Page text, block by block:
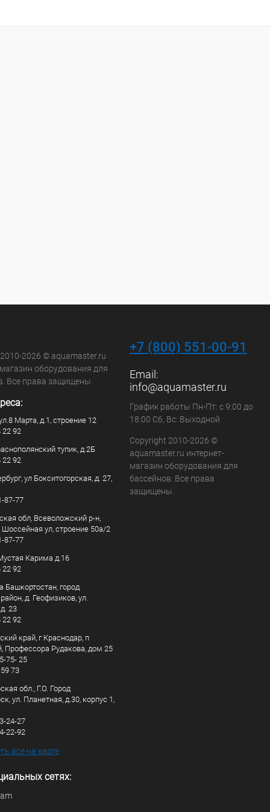
2026 © aquamaster.ru
оборудования для
Все права защищены.
Марта, д.1, строение 12
22 92
тупик, д.2Б
22 92
ул Бокситогорская, д. 27,
87-77
обл, Всеволожский р-н,
Шоссейная ул, строение 50а/2
87-77
Карима д.16
22 92
Башкортостан, город
д. Геофизиков, ул.
23
22 92
край, г Краснодар, п
Профессора Рудакова, дом 25
75- 25
73
обл., Г.О. Город
ул. Планетная, д.30, корпус 1,
24-27
22-92
все на карте
сетях:
+7 (800) 551-00-91
Email:
info@aquamaster.ru
График работы Пн-Пт: с 9:00 до
18:00 Сб, Вс: Выходной
Copyright 2010-2026 ©
aquamaster.ru интернет-
магазин оборудования для
бассейнов. Все права
защищены.